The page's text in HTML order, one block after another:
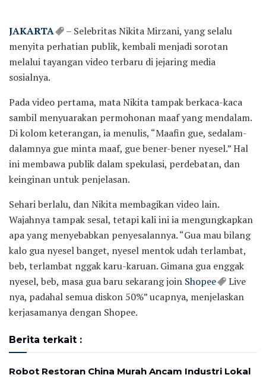
JAKARTA
– Selebritas Nikita Mirzani, yang selalu
menyita perhatian publik, kembali menjadi sorotan
melalui tayangan video terbaru di jejaring media
sosialnya.
Pada video pertama, mata Nikita tampak berkaca-kaca
sambil menyuarakan permohonan maaf yang mendalam.
Di kolom keterangan, ia menulis, “Maafin gue, sedalam-
dalamnya gue minta maaf, gue bener-bener nyesel.” Hal
ini membawa publik dalam spekulasi, perdebatan, dan
keinginan untuk penjelasan.
Sehari berlalu, dan Nikita membagikan video lain.
Wajahnya tampak sesal, tetapi kali ini ia mengungkapkan
apa yang menyebabkan penyesalannya. “Gua mau bilang
kalo gua nyesel banget, nyesel mentok udah terlambat,
beb, terlambat nggak karu-karuan. Gimana gua enggak
nyesel, beb, masa gua baru sekarang join Shopee
Live
nya, padahal semua diskon 50%” ucapnya, menjelaskan
kerjasamanya dengan Shopee.
Berita terkait :
Robot Restoran China Murah Ancam Industri Lokal